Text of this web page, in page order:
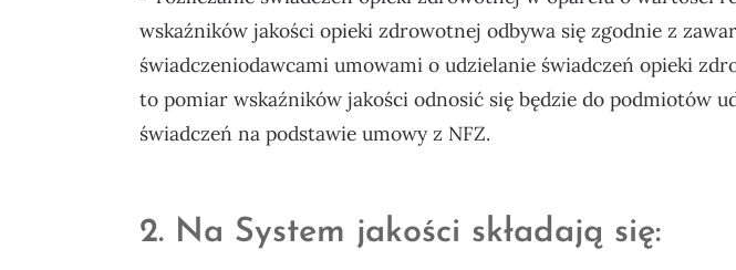
wskaźników jakości opieki zdrowotnej odbywa się zgodnie z
świadczeniodawcami umowami o udzielanie świadczeń opieki
to pomiar wskaźników jakości odnosić się będzie do podmiotów
świadczeń na podstawie umowy z NFZ.
2. Na System jakości składają się: